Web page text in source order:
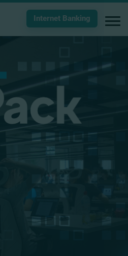
Internet Banking